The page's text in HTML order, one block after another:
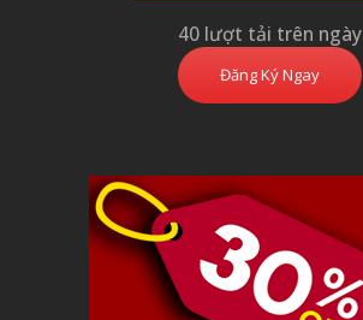
40 lượt tải trên ngày
Đăng Ký Ngay